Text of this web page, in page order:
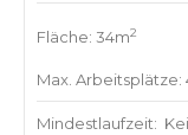
Fläche: 34m2
Max. Arbeitsplätze:
Mindestlaufzeit: